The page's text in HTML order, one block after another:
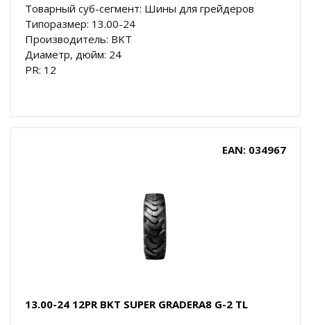
Товарный суб-сегмент: Шины для грейдеров
Типоразмер: 13.00-24
Производитель: BKT
Диаметр, дюйм: 24
PR: 12
EAN: 034967
13.00-24 12PR BKT SUPER GRADERA8 G-2 TL